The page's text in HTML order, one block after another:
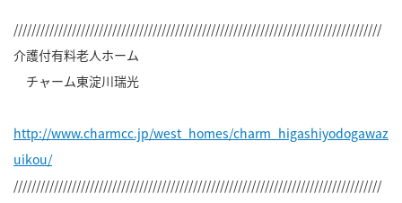
//////////////////////////////////////////////////////////////////////////////////
介護付有料老人ホーム
チャーム東淀川瑞光
http://www.charmcc.jp/west_homes/charm_higashiyodogawaz
uikou/
//////////////////////////////////////////////////////////////////////////////////